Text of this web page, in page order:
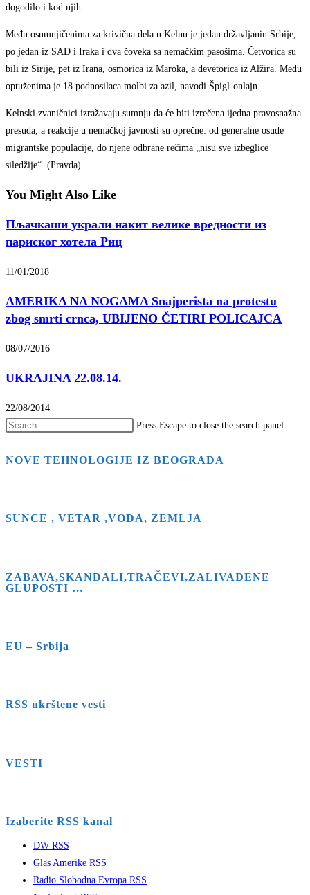
dogodilo i kod njih.
Među osumnjičenima za krivična dela u Kelnu je jedan državljanin Srbije,
po jedan iz SAD i Iraka i dva čoveka sa nemačkim pasošima. Četvorica su
bili iz Sirije, pet iz Irana, osmorica iz Maroka, a devetorica iz Alžira. Među
optuženima je 18 podnosilaca molbi za azil, navodi Špigl-onlajn.
Kelnski zvaničnici izražavaju sumnju da će biti izrečena ijedna pravosnažna
presuda, a reakcije u nemačkoj javnosti su oprečne: od generalne osude
migrantske populacije, do njene odbrane rečima „nisu sve izbeglice
siledžije“. (Pravda)
You Might Also Like
Пљачкаши украли накит велике вредности из
париског хотела Риц
11/01/2018
AMERIKA NA NOGAMA Snajperista na protestu
zbog smrti crnca, UBIJENO ČETIRI POLICAJCA
08/07/2016
UKRAJINA 22.08.14.
22/08/2014
Press Escape to close the search panel.
NOVE TEHNOLOGIJE IZ BEOGRADA
SUNCE , VETAR ,VODA, ZEMLJA
ZABAVA,SKANDALI,TRAČEVI,ZALIVAĐENE
GLUPOSTI …
EU – Srbija
RSS ukrštene vesti
VESTI
Izaberite RSS kanal
DW RSS
Glas Amerike RSS
Radio Slobodna Evropa RSS